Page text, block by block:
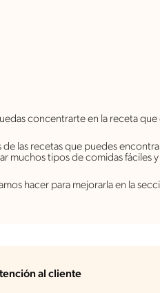
concentrarte en la receta que
las recetas que puedes
muchos tipos de comidas fáciles y
hacer para mejorarla en la
al cliente